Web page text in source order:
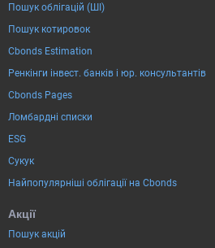
Пошук облігацій (ШІ)
Пошук котировок
Cbonds Estimation
Ренкінги інвест. банків і юр. консультантів
Cbonds Pages
Ломбардні списки
ESG
Сукук
Найпопулярніші облігації на Cbonds
Акції
Пошук акцій